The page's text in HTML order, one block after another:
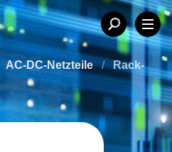
AC-DC-Netzteile /
Rack-